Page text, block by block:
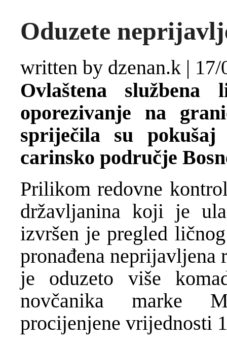
Oduzete
written by dzenan.k | 17/
Ovlaštena
oporezivanje na
spriječila su pokušaj
carinsko područje
Prilikom redovne
državljanina koji je
izvršen je pregled
pronađena
je oduzeto više
novčanika marke
procijenjene vrijednosti